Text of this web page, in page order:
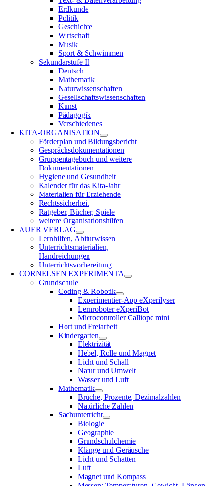
Erdkunde
Politik
Geschichte
Wirtschaft
Musik
Sport & Schwimmen
Sekundarstufe II
Deutsch
Mathematik
Naturwissenschaften
Gesellschaftswissenschaften
Kunst
Pädagogik
Verschiedenes
KITA-ORGANISATION
Förderplan und Bildungsbericht
Gesprächsdokumentationen
Gruppentagebuch und weitere
Dokumentationen
Hygiene und Gesundheit
Kalender für das Kita-Jahr
Materialien für Erziehende
Rechtssicherheit
Ratgeber, Bücher, Spiele
weitere Organisationshilfen
AUER VERLAG
Lernhilfen, Abiturwissen
Unterrichtsmaterialien,
Handreichungen
Unterrichtsvorbereitung
CORNELSEN EXPERIMENTA
Grundschule
Coding & Robotik
Experimentier-App eXperilyser
Lernroboter eXperiBot
Microcontroller Calliope mini
Hort und Freiarbeit
Kindergarten
Elektrizität
Hebel, Rolle und Magnet
Licht und Schall
Natur und Umwelt
Wasser und Luft
Mathematik
Brüche, Prozente, Dezimalzahlen
Natürliche Zahlen
Sachunterricht
Biologie
Geographie
Grundschulchemie
Klänge und Geräusche
Licht und Schatten
Luft
Magnet und Kompass